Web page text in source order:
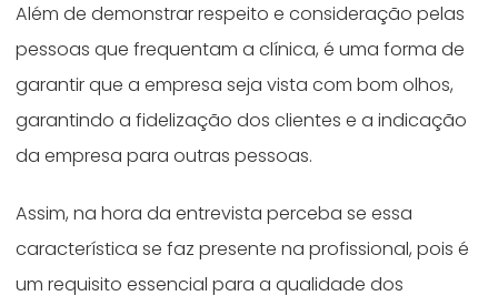
Além de demonstrar respeito e consideração pelas
pessoas que frequentam a clínica, é uma forma de
garantir que a empresa seja vista com bom olhos,
garantindo a fidelização dos clientes e a indicação
da empresa para outras pessoas.
Assim, na hora da entrevista perceba se essa
característica se faz presente na profissional, pois é
um requisito essencial para a qualidade dos